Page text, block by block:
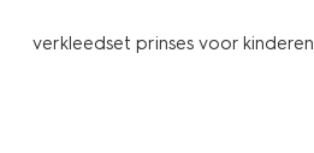
verkleedset prinses voor kinderen